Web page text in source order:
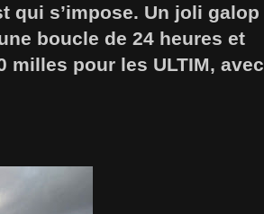
qui s’impose. Un joli galop
boucle de 24 heures et
milles pour les ULTIM, avec